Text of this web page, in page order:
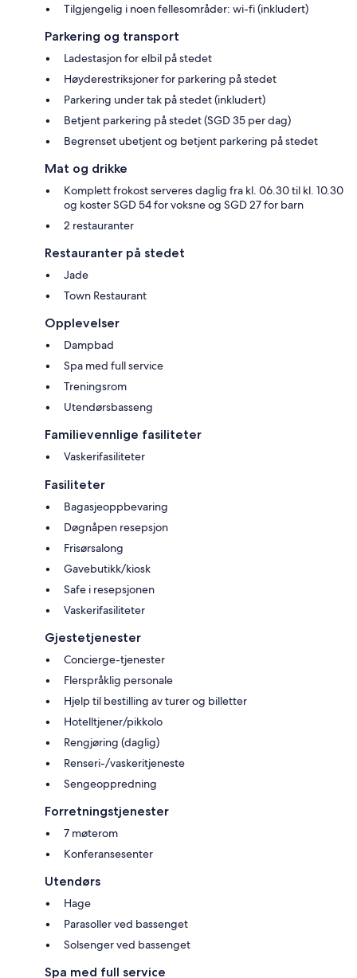
Tilgjengelig i noen fellesområder: wi-fi (inkludert)
Parkering og transport
Ladestasjon for elbil på stedet
Høyderestriksjoner for parkering på stedet
Parkering under tak på stedet (inkludert)
Betjent parkering på stedet (SGD 35 per dag)
Begrenset ubetjent og betjent parkering på stedet
Mat og drikke
Komplett frokost serveres daglig fra kl. 06.30 til kl. 10.30
og koster SGD 54 for voksne og SGD 27 for barn
2 restauranter
Restauranter på stedet
Jade
Town Restaurant
Opplevelser
Dampbad
Spa med full service
Treningsrom
Utendørsbasseng
Familievennlige fasiliteter
Vaskerifasiliteter
Fasiliteter
Bagasjeoppbevaring
Døgnåpen resepsjon
Frisørsalong
Gavebutikk/kiosk
Safe i resepsjonen
Vaskerifasiliteter
Gjestetjenester
Concierge-tjenester
Flerspråklig personale
Hjelp til bestilling av turer og billetter
Hotelltjener/pikkolo
Rengjøring (daglig)
Renseri-/vaskeritjeneste
Sengeoppredning
Forretningstjenester
7 møterom
Konferansesenter
Utendørs
Hage
Parasoller ved bassenget
Solsenger ved bassenget
Spa med full service